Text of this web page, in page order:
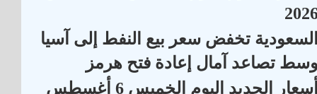
تخفض سعر بيع النفط إلى آسيا
تصاعد آمال إعادة فتح هرمز
الحديد اليوم الخميس 6 أغسطس